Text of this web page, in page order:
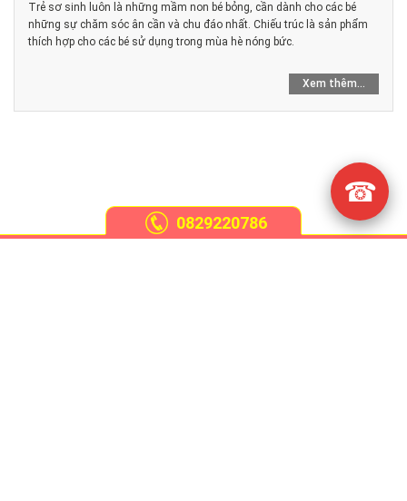
Trẻ sơ sinh luôn là những mầm non bé bỏng, cần dành cho các bé
những sự chăm sóc ân cần và chu đáo nhất. Chiếu trúc là sản phẩm
thích hợp cho các bé sử dụng trong mùa hè nóng bức.
Xem thêm...
0829220786
☎